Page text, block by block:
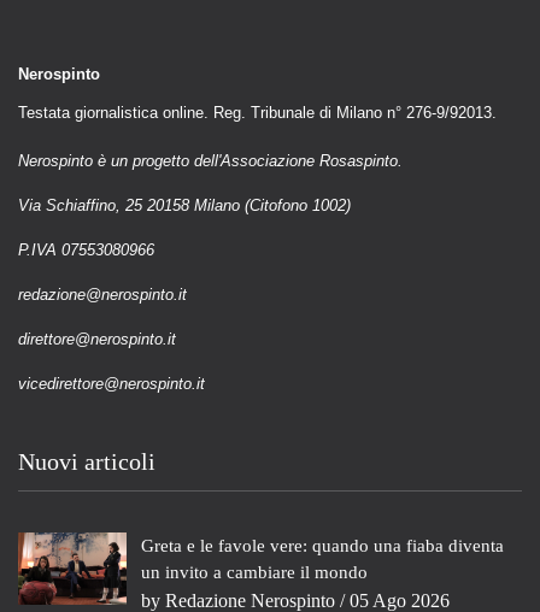
Nerospinto
Testata giornalistica online. Reg. Tribunale di Milano n° 276-9/92013.
Nerospinto è un progetto dell'Associazione Rosaspinto.
Via Schiaffino, 25 20158 Milano (Citofono 1002)
P.IVA 07553080966
redazione@nerospinto.it
direttore@nerospinto.it
vicedirettore@nerospinto.it
Nuovi articoli
Greta e le favole vere: quando una fiaba diventa
un invito a cambiare il mondo
by Redazione Nerospinto / 05 Ago 2026